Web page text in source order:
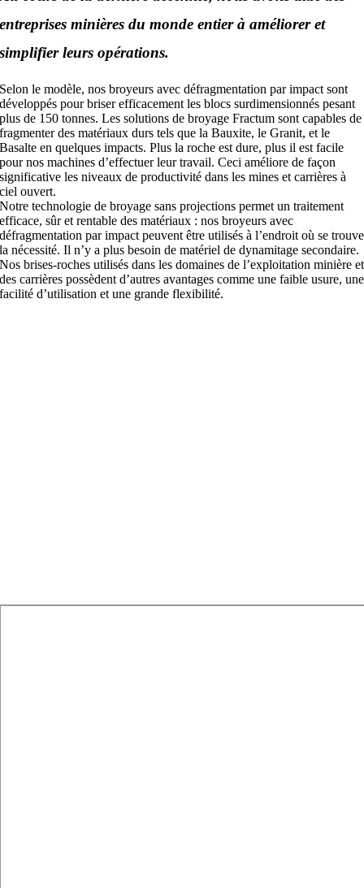
entreprises minières du monde entier à améliorer et
simplifier leurs opérations.
Selon le modèle, nos broyeurs avec défragmentation par impact sont
développés pour briser efficacement les blocs surdimensionnés pesant
plus de 150 tonnes. Les solutions de broyage Fractum sont capables de
fragmenter des matériaux durs tels que la Bauxite, le Granit, et le
Basalte en quelques impacts. Plus la roche est dure, plus il est facile
pour nos machines d’effectuer leur travail. Ceci améliore de façon
significative les niveaux de productivité dans les mines et carrières à
ciel ouvert.
Notre technologie de broyage sans projections permet un traitement
efficace, sûr et rentable des matériaux : nos broyeurs avec
défragmentation par impact peuvent être utilisés à l’endroit où se trouve
la nécessité. Il n’y a plus besoin de matériel de dynamitage secondaire.
Nos brises-roches utilisés dans les domaines de l’exploitation minière et
des carrières possèdent d’autres avantages comme une faible usure, une
facilité d’utilisation et une grande flexibilité.